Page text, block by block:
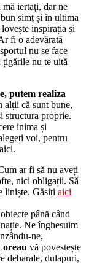
mă iertați, dar ne
simț și în ultima
inspirația și
fi o adevărată
nu se face
nu te uită
putem realiza
alții că sunt bune,
structura proprie.
inima și
voi, pentru
ar fi să nu aveți
nici obligații. Să
liniște. Găsiți aici
până când
Ne înghesuim
ne,
vă povestește
debarale, dulapuri,